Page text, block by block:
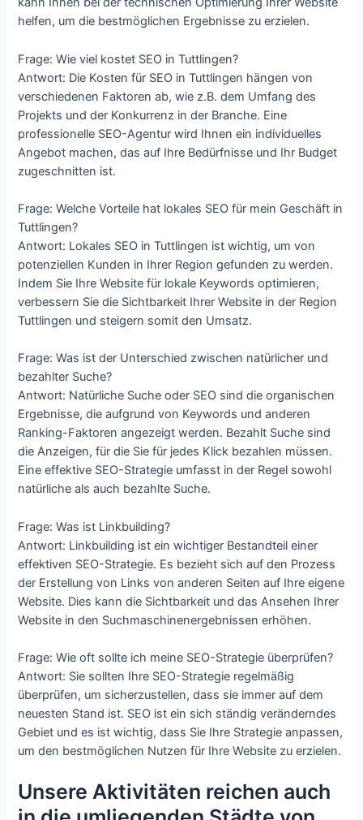
helfen, um die bestmöglichen Ergebnisse zu erzielen.
Frage: Wie viel kostet SEO in Tuttlingen?
Antwort: Die Kosten für SEO in Tuttlingen hängen von
verschiedenen Faktoren ab, wie z.B. dem Umfang des
Projekts und der Konkurrenz in der Branche. Eine
professionelle SEO-Agentur wird Ihnen ein individuelles
Angebot machen, das auf Ihre Bedürfnisse und Ihr Budget
zugeschnitten ist.
Frage: Welche Vorteile hat lokales SEO für mein Geschäft in
Tuttlingen?
Antwort: Lokales SEO in Tuttlingen ist wichtig, um von
potenziellen Kunden in Ihrer Region gefunden zu werden.
Indem Sie Ihre Website für lokale Keywords optimieren,
verbessern Sie die Sichtbarkeit Ihrer Website in der Region
Tuttlingen und steigern somit den Umsatz.
Frage: Was ist der Unterschied zwischen natürlicher und
bezahlter Suche?
Antwort: Natürliche Suche oder SEO sind die organischen
Ergebnisse, die aufgrund von Keywords und anderen
Ranking-Faktoren angezeigt werden. Bezahlt Suche sind
die Anzeigen, für die Sie für jedes Klick bezahlen müssen.
Eine effektive SEO-Strategie umfasst in der Regel sowohl
natürliche als auch bezahlte Suche.
Frage: Was ist Linkbuilding?
Antwort: Linkbuilding ist ein wichtiger Bestandteil einer
effektiven SEO-Strategie. Es bezieht sich auf den Prozess
der Erstellung von Links von anderen Seiten auf Ihre eigene
Website. Dies kann die Sichtbarkeit und das Ansehen Ihrer
Website in den Suchmaschinenergebnissen erhöhen.
Frage: Wie oft sollte ich meine SEO-Strategie überprüfen?
Antwort: Sie sollten Ihre SEO-Strategie regelmäßig
überprüfen, um sicherzustellen, dass sie immer auf dem
neuesten Stand ist. SEO ist ein sich ständig veränderndes
Gebiet und es ist wichtig, dass Sie Ihre Strategie anpassen,
um den bestmöglichen Nutzen für Ihre Website zu erzielen.
Unsere Aktivitäten reichen auch